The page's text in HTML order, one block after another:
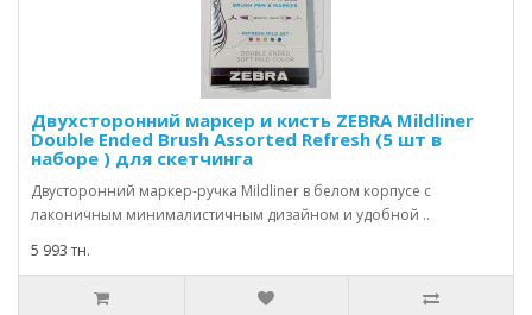
Двухсторонний маркер и кисть ZEBRA Mildliner
Double Ended Brush Assorted Refresh (5 шт в
наборе ) для скетчинга
Двусторонний маркер-ручка Mildliner в белом корпусе с
лаконичным минималистичным дизайном и удобной ..
5 993 тн.